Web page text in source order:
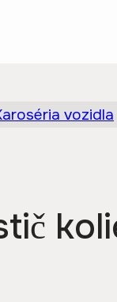
vozidla